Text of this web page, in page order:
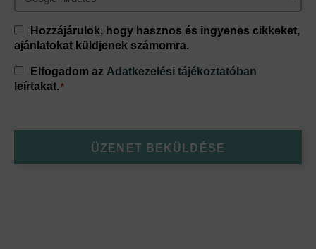
Consent
Hozzájárulok, hogy hasznos és ingyenes cikkeket,
ajánlatokat küldjenek számomra.
Consent*
Elfogadom az Adatkezelési tájékoztatóban
leírtakat.*
ÜZENET BEKÜLDÉSE